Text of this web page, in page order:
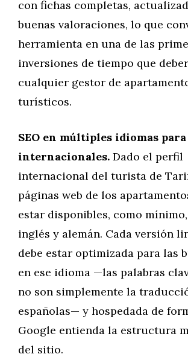
con fichas completas,
buenas valoraciones, lo que
herramienta en una de las
inversiones de tiempo que
cualquier gestor de
turísticos.
SEO en múltiples idiomas
internacionales. Dado el perfil
internacional del turista de
páginas web de los
estar disponibles, como
inglés y alemán. Cada versión
debe estar optimizada para las
en ese idioma —las palabras
no son simplemente la
españolas— y hospedada de
Google entienda la estructura
del sitio.